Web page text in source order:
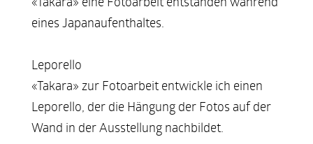
eines Japanaufenthaltes.
Leporello
«Takara» zur Fotoarbeit entwickle ich einen
Leporello, der die Hängung der Fotos auf der
Wand in der Ausstellung nachbildet.